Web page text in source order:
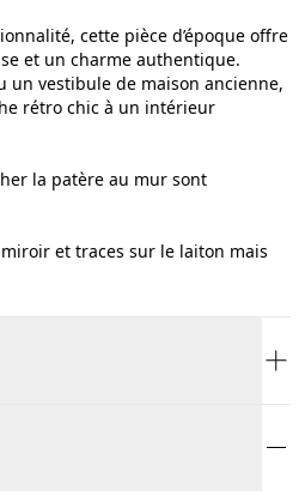
cette pièce d’époque offre
et un charme authentique.
un vestibule de maison ancienne,
rétro chic à un intérieur
la patère au mur sont
et traces sur le laiton mais